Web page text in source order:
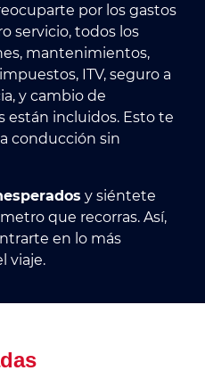
por los gastos
servicio, todos los
mantenimientos,
ITV, seguro a
y cambio de
están incluidos. Esto te
conducción sin
y siéntete
que recorras. Así,
en lo más
viaje.